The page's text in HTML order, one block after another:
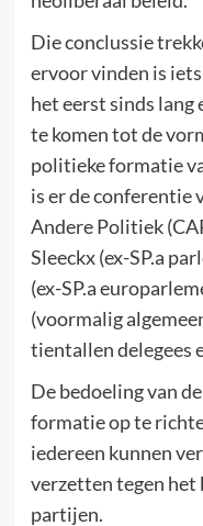
Die conclussie
ervoor vinden is
het eerst sinds
te komen tot de
politieke formatie
is er de conferentie
Andere Politiek
Sleeckx (ex-SP.a
(ex-SP.a
(voormalig
tientallen delegees
De bedoeling van
formatie op te
iedereen kunnen
verzetten tegen
partijen.